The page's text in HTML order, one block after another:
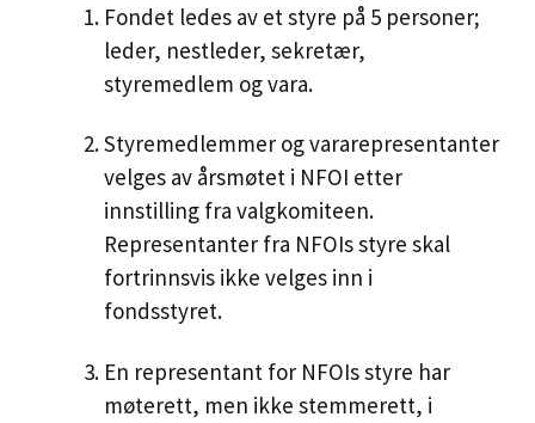
Fondet ledes av et styre på 5 personer;
leder, nestleder, sekretær,
styremedlem og vara.
Styremedlemmer og vararepresentanter
velges av årsmøtet i NFOI etter
innstilling fra valgkomiteen.
Representanter fra NFOIs styre skal
fortrinnsvis ikke velges inn i
fondsstyret.
En representant for NFOIs styre har
møterett, men ikke stemmerett, i